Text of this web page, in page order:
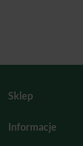
Sklep
Informacje